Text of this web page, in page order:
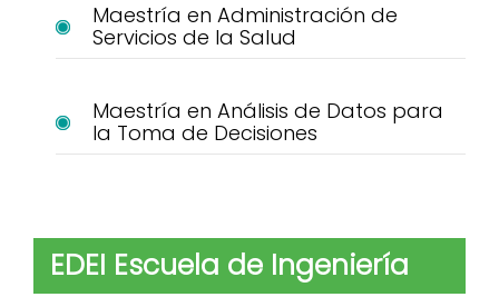
Maestría en Administración de
Servicios de la Salud
Maestría en Análisis de Datos para
la Toma de Decisiones
EDEI Escuela de Ingeniería